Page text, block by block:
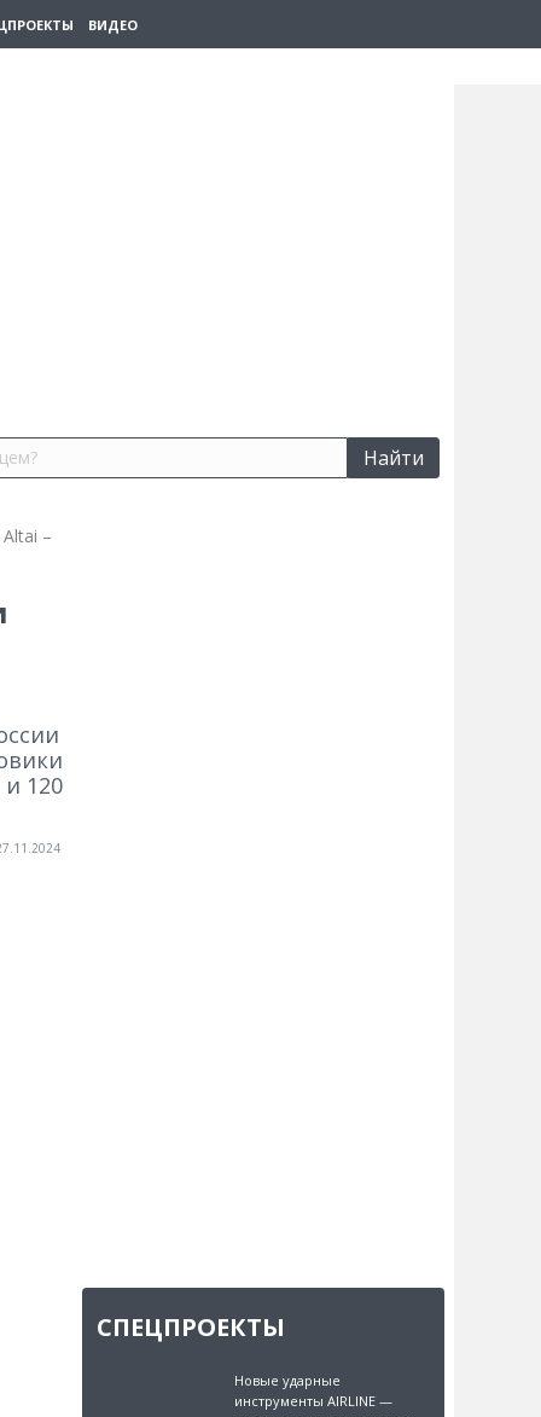
ВИДЕО
Найти
–
120
СПЕЦПРОЕКТЫ
Новые ударные
инструменты AIRLINE —